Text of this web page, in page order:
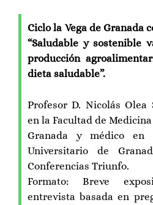
Ciclo la Vega de Granada
“Saludable y sostenible
producción
dieta saludable”.
Profesor D. Nicolás Olea
en la Facultad de
Granada y médico en
Universitario de
Conferencias Triunfo.
Formato: Breve
entrevista basada en